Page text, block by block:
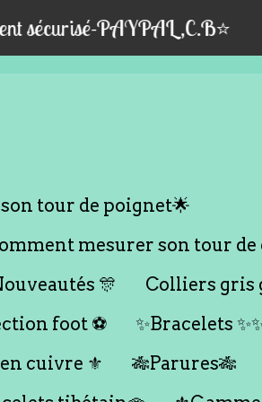
sécurisé-PAYPAL,C.B⭐️
tour de poignet🌟
mesurer son tour
🎊
Colliers gris
foot ⚽️
✨Bracelets
cuivre ⚜️
🎋Parures🎋